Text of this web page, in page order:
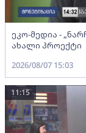
ეკო-მედია -
ახალი პროექტი
2026/08/07 15:03
11:15